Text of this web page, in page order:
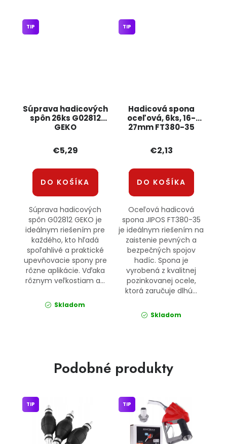
Súprava hadicových
spôn 26ks G02812
GEKO
TIP
€5,29
DO KOŠÍKA
Súprava hadicových
spôn G02812 GEKO je
ideálnym riešením pre
každého, kto hľadá
spoľahlivé a praktické
upevňovacie spony pre
rôzne aplikácie. Vďaka
rôznym veľkostiam a...
Skladom
Hadicová spona
oceľová, 6ks, 16-
27mm FT380-35
TIP
€2,13
DO KOŠÍKA
Oceľová hadicová
spona JIPOS FT380-35
je ideálnym riešením na
zaistenie pevných a
bezpečných spojov
hadíc. Spona je
vyrobená z kvalitnej
pozinkovanej ocele,
ktorá zaručuje dlhú...
Skladom
Podobné produkty
TIP TIP